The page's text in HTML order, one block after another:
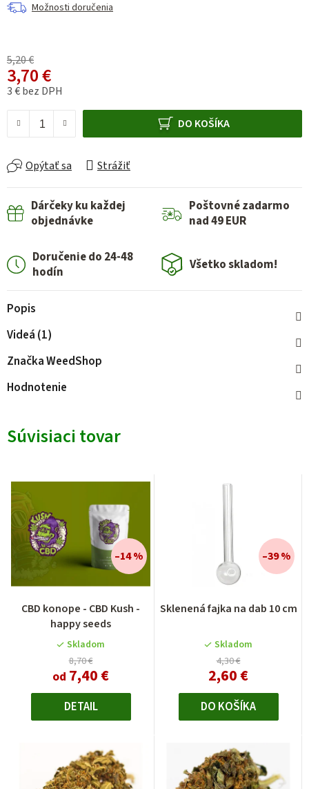
Možnosti doručenia
5,20 €
3,70 €
3 € bez DPH
DO KOŠÍKA
Opýtať sa Strážiť
Dárčeky ku každej
objednávke
Poštovné zadarmo
nad 49 EUR
Doručenie do 24-48
hodín
Všetko skladom!
Popis
Videá (1)
ZnačkaWeedShop
Hodnotenie
Súvisiaci tovar
CBD konope - CBD Kush -
happy seeds
hodnotenie
produktu
je
4,3
z
5
hviezdičiek.
Skladom
8,70 €
od 7,40 €
–14 %
DETAIL
Sklenená fajka na dab 10 cm
Skladom
4,30 €
2,60 €
–39 %
DO KOŠÍKA